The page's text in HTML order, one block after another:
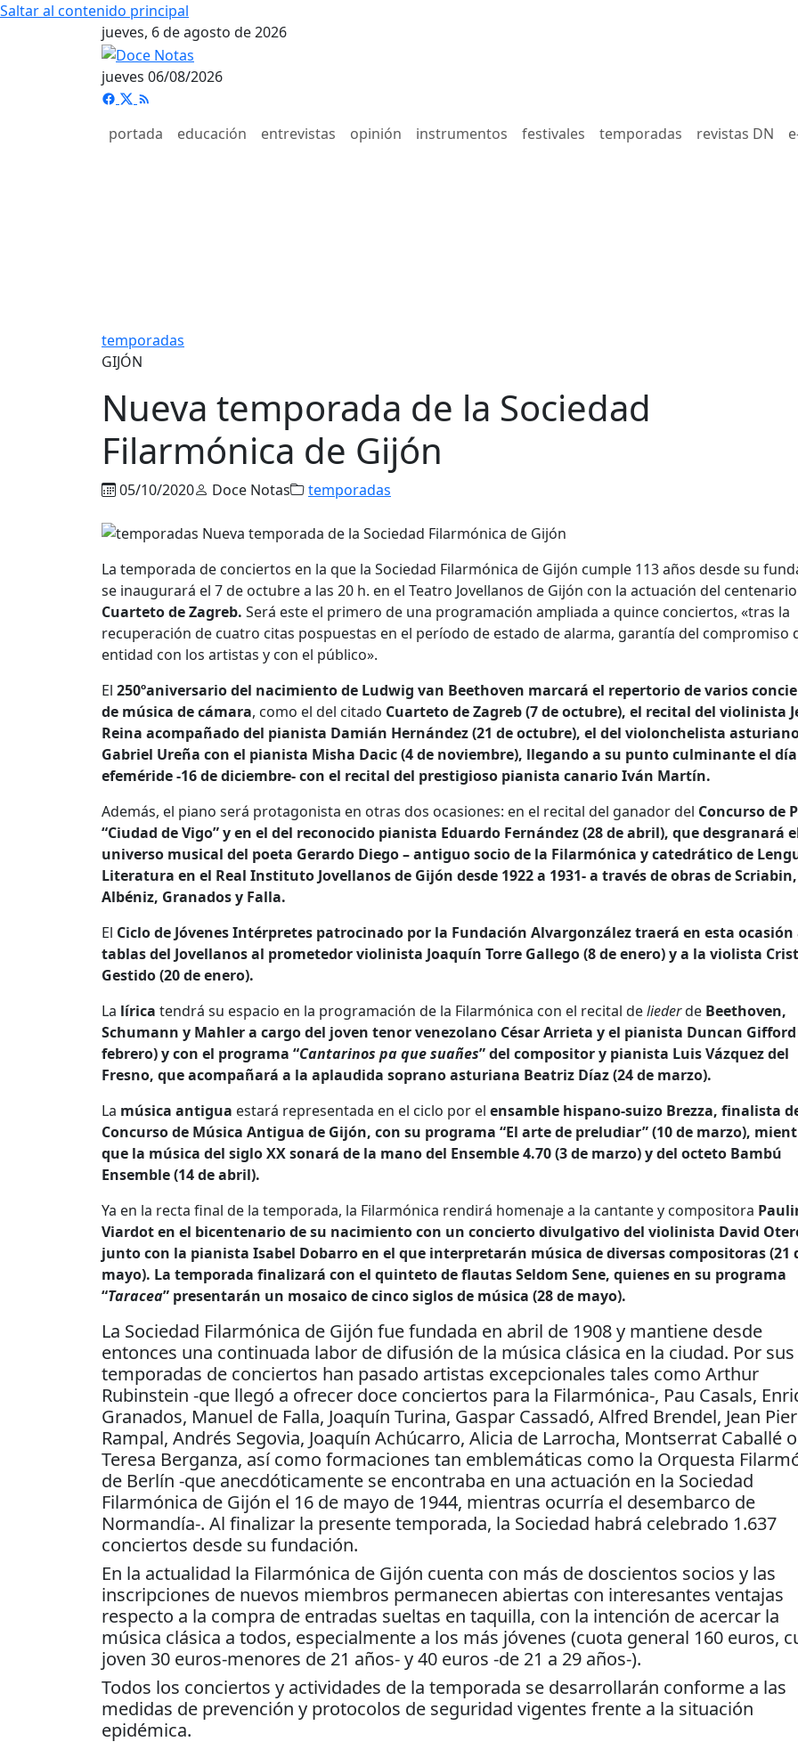
Saltar al contenido principal
jueves, 6 de agosto de 2026
jueves 06/08/2026
portada educación entrevistas opinión instrumentos festivales temporadas revistas DN
temporadas
GIJÓN
Nueva temporada de la Sociedad
Filarmónica de Gijón
05/10/2020 Doce Notas temporadas
La temporada de conciertos en la que la Sociedad Filarmónica de Gijón cumple 113 años desde su
se inaugurará el 7 de octubre a las 20 h. en el Teatro Jovellanos de Gijón con la actuación del centenario
Cuarteto de Zagreb. Será este el primero de una programación ampliada a quince conciertos, «tras la
recuperación de cuatro citas pospuestas en el período de estado de alarma, garantía del compromiso
entidad con los artistas y con el público».
El 250ºaniversario del nacimiento de Ludwig van Beethoven marcará el repertorio de varios
de música de cámara, como el del citado Cuarteto de Zagreb (7 de octubre), el recital del violinista
Reina acompañado del pianista Damián Hernández (21 de octubre), el del violonchelista
Gabriel Ureña con el pianista Misha Dacic (4 de noviembre), llegando a su punto culminante el
efeméride -16 de diciembre- con el recital del prestigioso pianista canario Iván Martín.
Además, el piano será protagonista en otras dos ocasiones: en el recital del ganador del Concurso de
“Ciudad de Vigo” y en el del reconocido pianista Eduardo Fernández (28 de abril), que desgranará
universo musical del poeta Gerardo Diego – antiguo socio de la Filarmónica y catedrático de
Literatura en el Real Instituto Jovellanos de Gijón desde 1922 a 1931- a través de obras de Scriabin,
Albéniz, Granados y Falla.
El Ciclo de Jóvenes Intérpretes patrocinado por la Fundación Alvargonzález traerá en esta ocasión
tablas del Jovellanos al prometedor violinista Joaquín Torre Gallego (8 de enero) y a la violista
Gestido (20 de enero).
La lírica tendrá su espacio en la programación de la Filarmónica con el recital deliederde Beethoven,
Schumann y Mahler a cargo del joven tenor venezolano César Arrieta y el pianista Duncan Gifford
febrero) y con el programa “Cantarinos pa que suañes” del compositor y pianista Luis Vázquez del
Fresno, que acompañará a la aplaudida soprano asturiana Beatriz Díaz (24 de marzo).
La música antigua estará representada en el ciclo por el ensamble hispano-suizo Brezza, finalista
Concurso de Música Antigua de Gijón, con su programa “El arte de preludiar” (10 de marzo),
que la música del siglo XX sonará de la mano del Ensemble 4.70 (3 de marzo) y del octeto Bambú
Ensemble (14 de abril).
Ya en la recta final de la temporada, la Filarmónica rendirá homenaje a la cantante y compositora
Viardot en el bicentenario de su nacimiento con un concierto divulgativo del violinista David
junto con la pianista Isabel Dobarro en el que interpretarán música de diversas compositoras (21
mayo). La temporada finalizará con el quinteto de flautas Seldom Sene, quienes en su programa
“Taracea” presentarán un mosaico de cinco siglos de música (28 de mayo).
La Sociedad Filarmónica de Gijón fue fundada en abril de 1908 y mantiene desde
entonces una continuada labor de difusión de la música clásica en la ciudad. Por sus
temporadas de conciertos han pasado artistas excepcionales tales como Arthur
Rubinstein -que llegó a ofrecer doce conciertos para la Filarmónica-, Pau Casals,
Granados, Manuel de Falla, Joaquín Turina, Gaspar Cassadó, Alfred Brendel, Jean
Rampal, Andrés Segovia, Joaquín Achúcarro, Alicia de Larrocha, Montserrat Caballé o
Teresa Berganza, así como formaciones tan emblemáticas como la Orquesta
de Berlín -que anecdóticamente se encontraba en una actuación en la Sociedad
Filarmónica de Gijón el 16 de mayo de 1944, mientras ocurría el desembarco de
Normandía-. Al finalizar la presente temporada, la Sociedad habrá celebrado 1.637
conciertos desde su fundación.
En la actualidad la Filarmónica de Gijón cuenta con más de doscientos socios y las
inscripciones de nuevos miembros permanecen abiertas con interesantes ventajas
respecto a la compra de entradas sueltas en taquilla, con la intención de acercar la
música clásica a todos, especialmente a los más jóvenes (cuota general 160 euros,
joven 30 euros-menores de 21 años- y 40 euros -de 21 a 29 años-).
Todos los conciertos y actividades de la temporada se desarrollarán conforme a las
medidas de prevención y protocolos de seguridad vigentes frente a la situación
epidémica.